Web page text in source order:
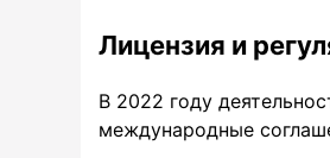
Лицензия и
В 2022 году
международные